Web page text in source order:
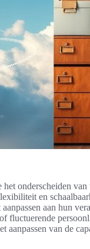
onderscheiden
en
aan hun
fluctuerende
aanpassen van de